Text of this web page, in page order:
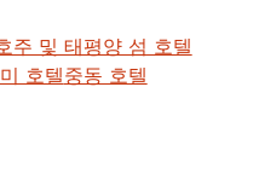
주 및 태평양 섬 호텔
호텔중동 호텔